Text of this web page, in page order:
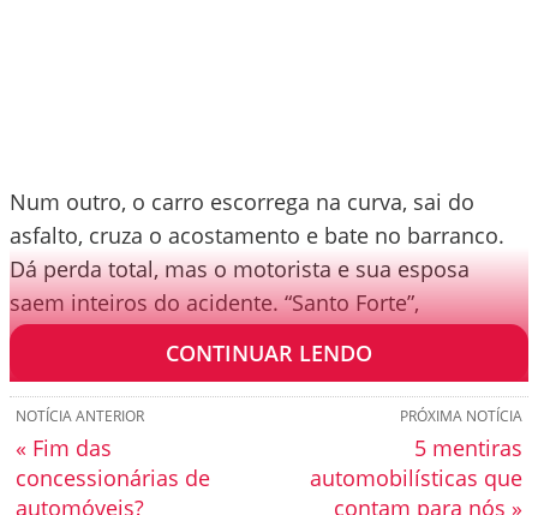
Num outro, o carro escorrega na curva, sai do
asfalto, cruza o acostamento e bate no barranco.
Dá perda total, mas o motorista e sua esposa
saem inteiros do acidente. “Santo Forte”,
comentam as testemunhas.
CONTINUAR LENDO
PRÓXIMA NOTÍCIA
5 mentiras
automobilísticas que
contam para nós »
NOTÍCIA ANTERIOR
« Fim das
concessionárias de
automóveis?